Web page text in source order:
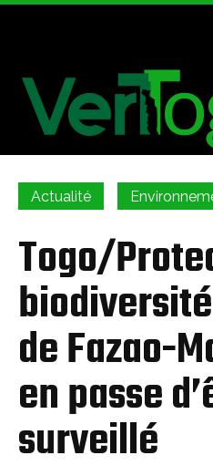
Actualité
Togo/
de Fazao-
en passe
surveillé